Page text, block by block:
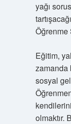
yağı
Öğrenme
Eğitim,
zamanda
sosyal
olmaktır.